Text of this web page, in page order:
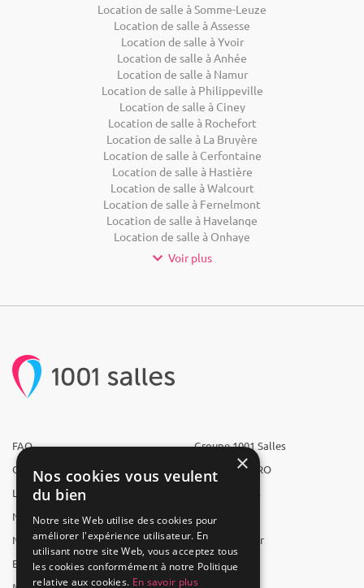
Location de salle à Somme-Leuze
Location de salle à Assesse
Location de salle à Yvoir
Location de salle à Anhée
Location de salle à Namur
Location de salle à Philippeville
Location de salle à Ciney
Location de salle à Rochefort
Location de salle à La Bruyère
Location de salle à Cerfontaine
Location de salle à Hastière
Location de salle à Walcourt
Location de salle à Fernelmont
Location de salle à Havelange
Location de salle à Onhaye
Voir plus
FAQ
Qui sommes-nous ?
L'équipe
Nous recrutons
Nos partenaires
Espace presse
Groupe 1001 Salles
1001 Salles PRO
1001 Traiteurs
1001 Artistes
Reserverunbar
MP2
×
Nos cookies vous veulent
du bien
Notre site Web utilise des cookies pour
améliorer l'expérience utilisateur. En
utilisant notre site Web, vous acceptez tous
les cookies conformément à notre Politique
relative aux cookies. En savoir plus